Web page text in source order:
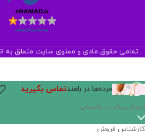
تمامی حقوق مادی و معنوی سایت متعلق به
مرده‌ها در راهندتماس بگیرید
ارسال پیام در واتساپ
کارشناس فروش